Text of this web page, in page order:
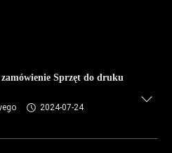
Sprzęt do druku
2024-07-24